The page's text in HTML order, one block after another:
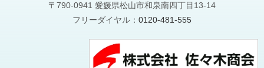
〒790-0941 愛媛県松山市和泉南四丁目13-14
フリーダイヤル： 0120-481-555